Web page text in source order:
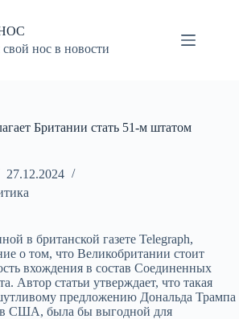
нос в новости
Британии стать 51-м штатом
27.12.2024
в британской газете Telegraph,
о том, что Великобритании стоит
вхождения в состав Соединенных
Автор статьи утверждает, что такая
предложению Дональда Трампа
США, была бы выгодной для